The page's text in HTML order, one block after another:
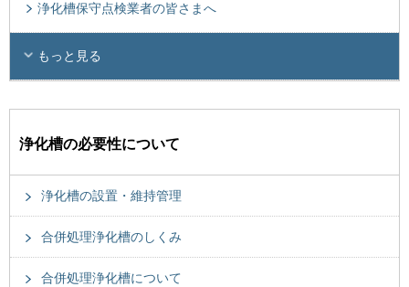
浄化槽保守点検業者の皆さまへ
もっと見る
浄化槽の必要性について
浄化槽の設置・維持管理
合併処理浄化槽のしくみ
合併処理浄化槽について